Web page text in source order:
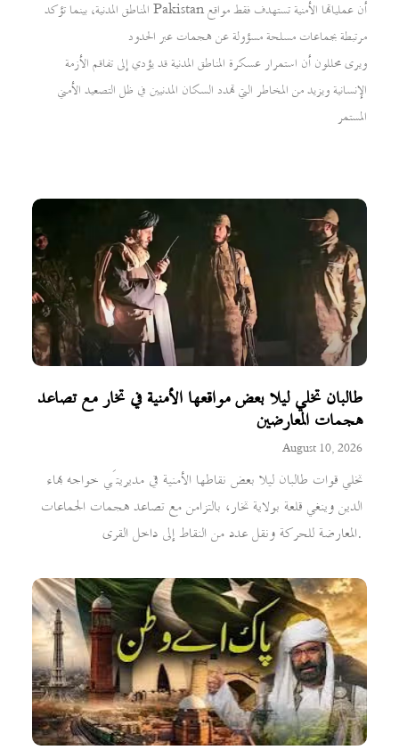
طالبان تخلي ليلا بعض مواقعها الأمنية في تخار مع تصاعد
هجمات المعارضين
August 10, 2026
تخلي قوات طالبان ليلا بعض نقاطها الأمنية في مديريتَي خواجه بهاء
الدين وينغي قلعة بولاية تخار، بالتزامن مع تصاعد هجمات الجماعات
المعارضة للحركة ونقل عدد من النقاط إلى داخل القرى.
المناطق المدنية، بينما تؤكد Pakistan أن عملياتها الأمنية تستهدف فقط مواقع
مرتبطة بجماعات مسلحة مسؤولة عن هجمات عبر الحدود
ويرى محللون أن استمرار عسكرة المناطق المدنية قد يؤدي إلى تفاقم الأزمة
الإنسانية ويزيد من المخاطر التي تهدد السكان المدنيين في ظل التصعيد الأمني
المستمر